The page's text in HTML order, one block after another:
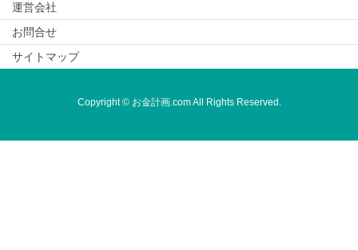
運営会社
お問合せ
サイトマップ
Copyright © お金計画.com All Rights Reserved.